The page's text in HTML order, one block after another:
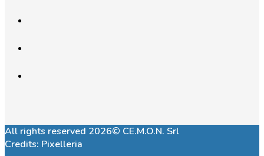
All rights reserved 2026© CE.M.O.N. Srl
Credits: Pixelleria